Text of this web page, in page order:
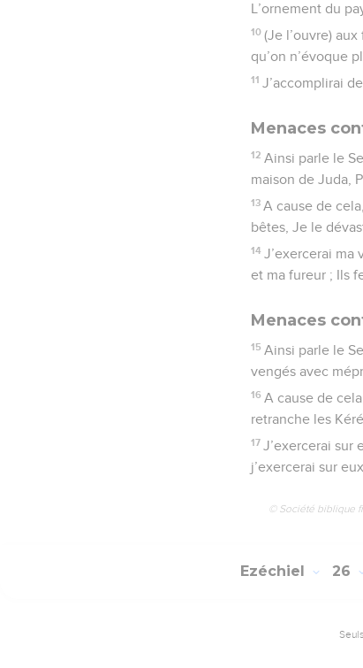
L’ornement du
10 (Je l’ouvre)
qu’on n’évoque
11 J’accomplirai
Menaces
12 Ainsi parle le
maison de Juda,
13 A cause de
bêtes, Je le
14 J’exercerai ma
et ma fureur ; Ils
Menaces
15 Ainsi parle le
vengés avec
16 A cause de
retranche les
17 J’exercerai sur
j’exercerai sur
© Société biblique
Ezéchiel 26